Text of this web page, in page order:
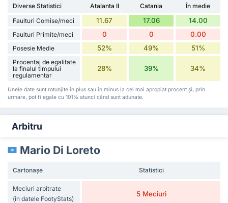
Diverse Statistici Atalanta II Catania
În medie
Faulturi Comise/meci
11.67 17.06 14.00
Faulturi Primite/meci 0 0 0.00
Posesie Medie 52% 49% 51%
Procentaj de egalitate
la finalul timpului
regulamentar
28% 39% 34%
Unele date sunt rotunjite în plus sau în minus la cel mai apropiat procent și, prin
urmare, pot fi egale cu 101% atunci când sunt adunate.
Arbitru
Mario Di Loreto
Cartonașe Statistici
Meciuri arbitrate
(în datele FootyStats)
5 Meciuri